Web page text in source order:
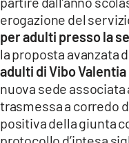
erogazione del
per adulti presso la
la proposta avanzata
adulti di Vibo Valentia
nuova sede associata
trasmessa a corredo
positiva della giunta